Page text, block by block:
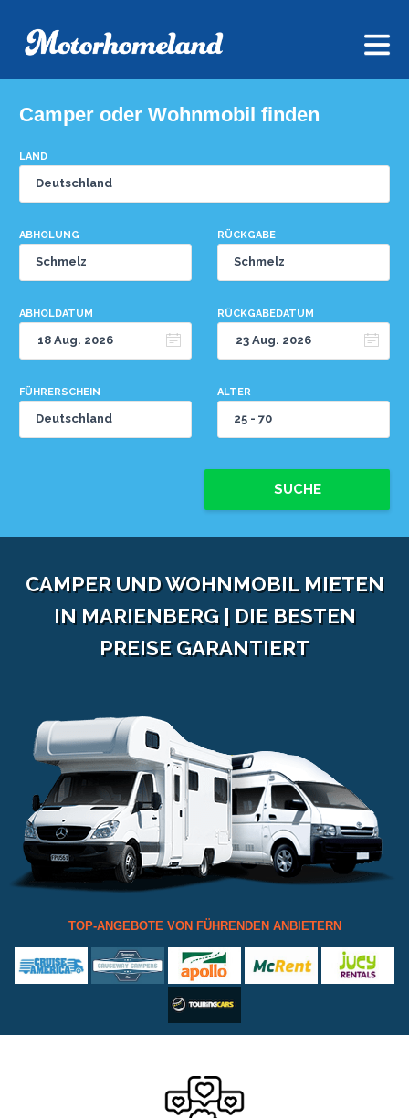
Camper oder Wohnmobil finden
LAND
ABHOLUNG RÜCKGABE
ABHOLDATUM RÜCKGABEDATUM
FÜHRERSCHEIN ALTER
SUCHE
CAMPER UND WOHNMOBIL MIETEN
IN MARIENBERG | DIE BESTEN
PREISE GARANTIERT
TOP-ANGEBOTE VON FÜHRENDEN ANBIETERN